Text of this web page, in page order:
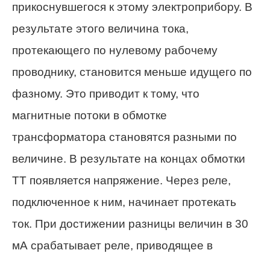
прикоснувшегося к этому электроприбору. В
результате этого величина тока,
протекающего по нулевому рабочему
проводнику, становится меньше идущего по
фазному. Это приводит к тому, что
магнитные потоки в обмотке
трансформатора становятся разными по
величине. В результате на концах обмотки
ТТ появляется напряжение. Через реле,
подключенное к ним, начинает протекать
ток. При достижении разницы величин в 30
мА срабатывает реле, приводящее в